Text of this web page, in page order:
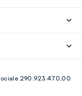
290.923.470,00